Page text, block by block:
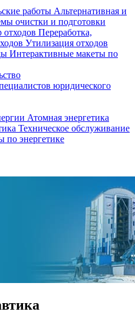
работы Альтернативная и
очистки и подготовки
отходов Переработка,
Утилизация отходов
Интерактивные макеты по
юридического
Атомная энергетика
Техническое обслуживание
по энергетике